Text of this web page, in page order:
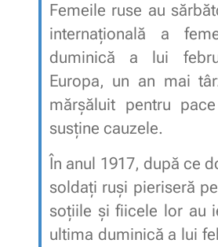
Femeile ruse au
internaţională a
duminică a lui
Europa, un an mai
mărşăluit pentru
susţine cauzele.
În anul 1917, după ce
soldaţi ruşi pieriseră
soţiile şi fiicele lor au
ultima duminică a lui